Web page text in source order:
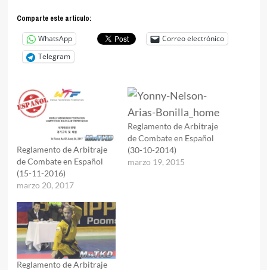
Comparte este articulo:
WhatsApp
Correo electrónico
Telegram
Reglamento de Arbitraje
de Combate en Español
(15-11-2016)
marzo 20, 2017
Reglamento de Arbitraje
de Combate en Español
(30-10-2014)
marzo 19, 2015
Reglamento de Arbitraje